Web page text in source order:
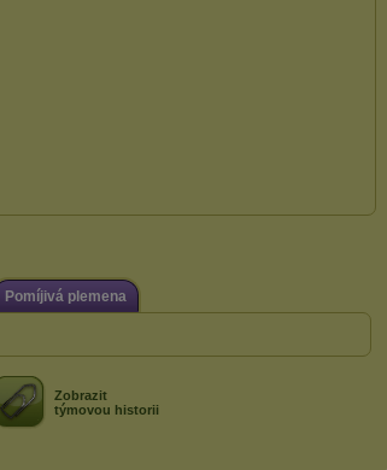
Pomíjivá plemena
Zobrazit
týmovou historii